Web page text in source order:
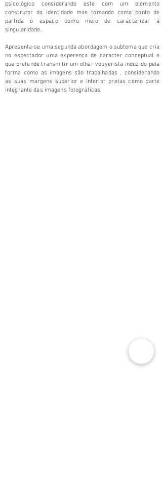
psicológico considerando este com um elemento
construtor da identidade mas tomando como ponto de
partida o espaço como meio de caracterizar a
singularidade.
Apresenta-se uma segunda abordagem o subtema que cria
no espectador uma experença de caracter conceptual e
que pretende transmitir um olhar vouyerista induzido pela
forma como as imagens são trabalhadas , considerando
as suas margens superior e inferior pretas como parte
integrante das imagens fotográficas.